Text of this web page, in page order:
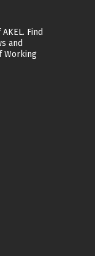
Find
and
Working